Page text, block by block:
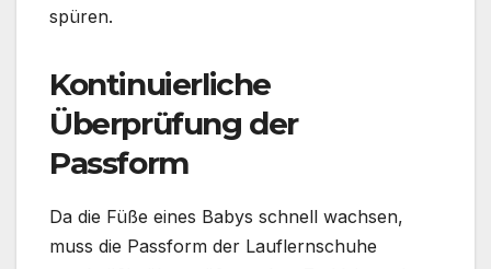
spüren.
Kontinuierliche
Überprüfung der
Passform
Da die Füße eines Babys schnell wachsen,
muss die Passform der Lauflernschuhe